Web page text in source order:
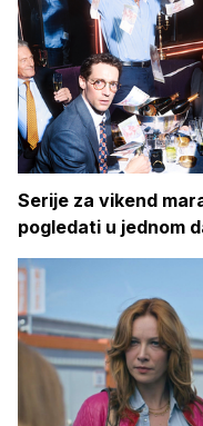
Serije za vikend
pogledati u jednom